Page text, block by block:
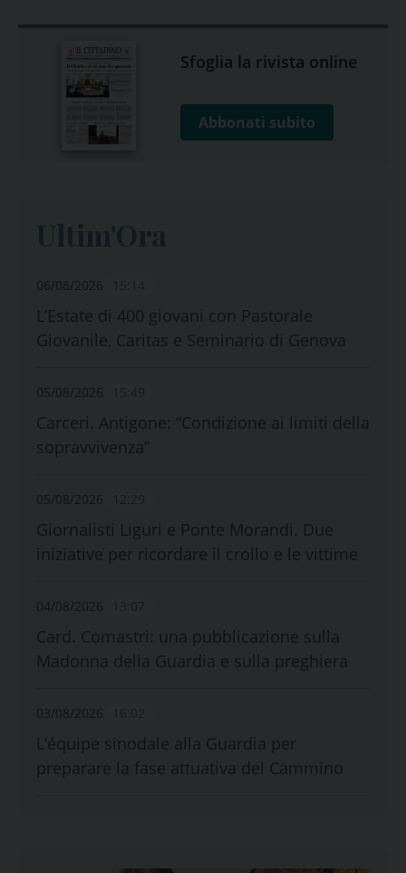
Sfoglia la rivista online
Abbonati subito
06/08/2026
L’Estate di 400 giovani con Pastorale
Giovanile, Caritas e Seminario di Genova
05/08/2026
Carceri. Antigone: “Condizione ai limiti della
sopravvivenza”
05/08/2026
Giornalisti Liguri e Ponte Morandi. Due
iniziative per ricordare il crollo e le vittime
04/08/2026
Card. Comastri: una pubblicazione sulla
Madonna della Guardia e sulla preghiera
03/08/2026
L’équipe sinodale alla Guardia per
preparare la fase attuativa del Cammino